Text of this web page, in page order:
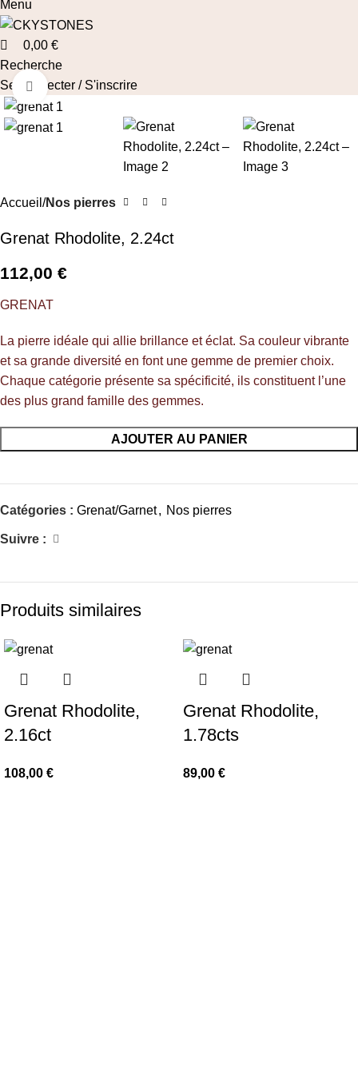
Menu
0,00 €
Recherche
Se connecter / S'inscrire
Cliquez pour agrandir
Accueil Nos pierres
Grenat Rhodolite, 2.24ct
112,00 €
GRENAT
La pierre idéale qui allie brillance et éclat. Sa couleur vibrante
et sa grande diversité en font une gemme de premier choix.
Chaque catégorie présente sa spécificité, ils constituent l’une
des plus grand famille des gemmes.
AJOUTER AU PANIER
Catégories : Grenat/Garnet, Nos pierres
Suivre :
Produits similaires
Grenat Rhodolite,
2.16ct
108,00 €
Grenat Rhodolite,
1.78cts
89,00 €